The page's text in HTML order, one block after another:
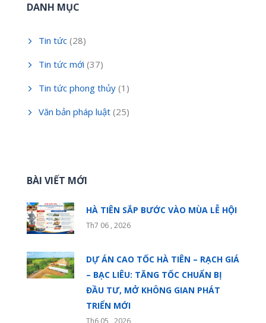
DANH MỤC
Tin tức (28)
Tin tức mới (37)
Tin tức phong thủy (1)
Văn bản pháp luật (25)
BÀI VIẾT MỚI
HÀ TIÊN SẮP BƯỚC VÀO MÙA LỄ HỘI
Th7 06 , 2026
DỰ ÁN CAO TỐC HÀ TIÊN – RẠCH GIÁ
– BẠC LIÊU: TĂNG TỐC CHUẨN BỊ
ĐẦU TƯ, MỞ KHÔNG GIAN PHÁT
TRIỂN MỚI
Th6 05 , 2026